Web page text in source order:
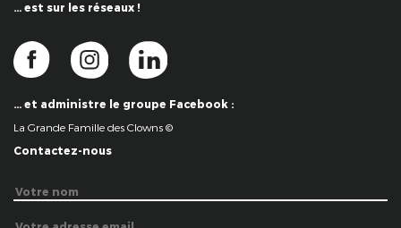
… est sur les réseaux !
… et administre le groupe Facebook :
La Grande Famille des Clowns ©
Contactez-nous